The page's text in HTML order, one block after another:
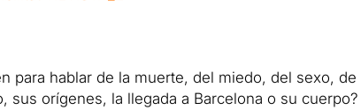
para hablar de la muerte, del miedo, del sexo, de
sus orígenes, la llegada a Barcelona o su cuerpo?